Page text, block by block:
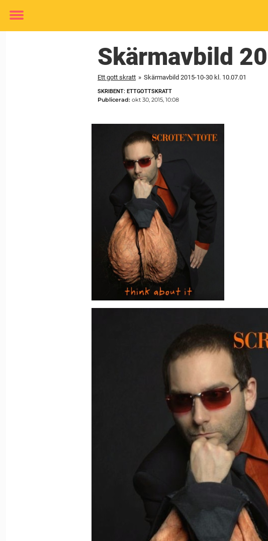
Toggle
Skärmavbild
Ett gott skratt » Skärmavbild 2015-10-30 kl. 10.07.01
SKRIBENT: ETTGOTTSKRATT
Publicerad: okt 30, 2015, 10:08